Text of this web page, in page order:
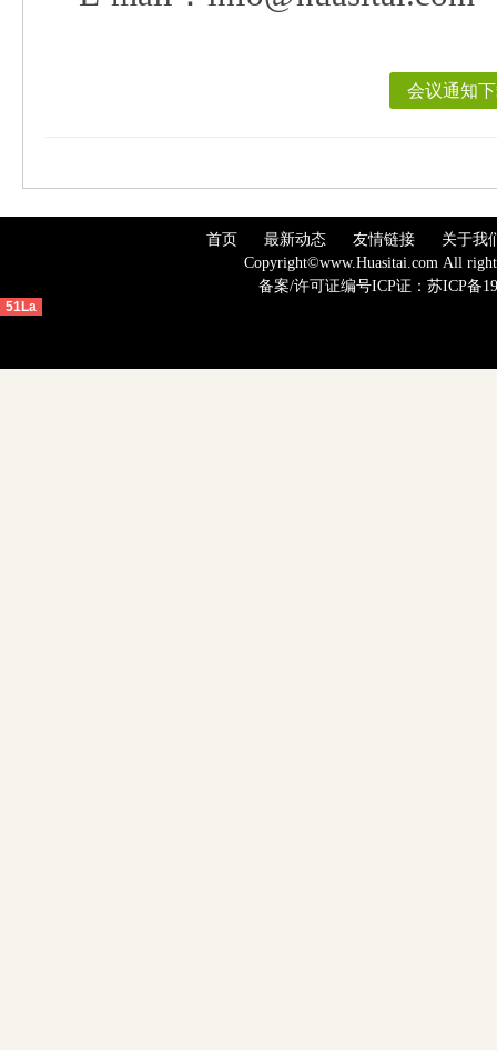
会议通知
首页 最新动态 友情链接
关于我
Copyright©www.Huasitai.com All
备案/许可证编号ICP证： 苏ICP备
51La